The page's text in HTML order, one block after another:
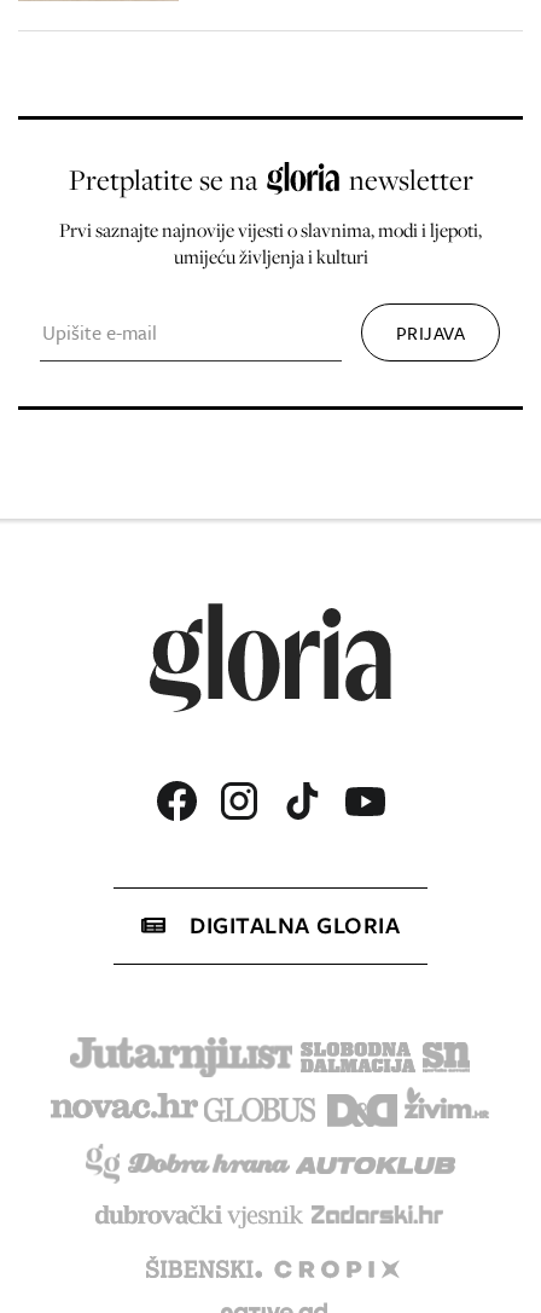
Pretplatite se na newsletter
Prvi saznajte najnovije vijesti o slavnima, modi i ljepoti,
umijeću življenja i kulturi
DIGITALNA GLORIA